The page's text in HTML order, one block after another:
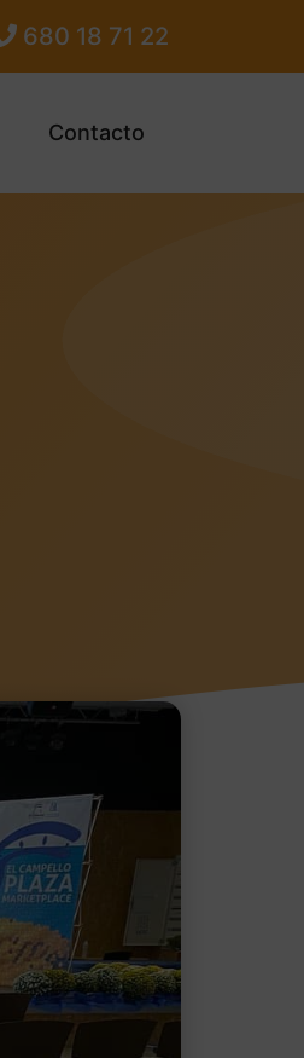
680 18 71 22
Contacto